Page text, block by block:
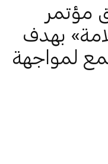
مؤتمر
بهدف
لمواجهة